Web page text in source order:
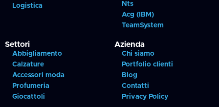
Logistica
Nts
Acg (IBM)
TeamSystem
Settori
Abbigliamento
Calzature
Accessori moda
Profumeria
Giocattoli
Azienda
Chi siamo
Portfolio clienti
Blog
Contatti
Privacy Policy